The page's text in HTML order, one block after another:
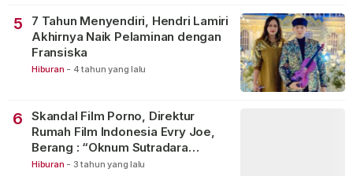
5
7 Tahun Menyendiri, Hendri Lamiri
Akhirnya Naik Pelaminan dengan
Fransiska
Hiburan - 4 tahun yang lalu
6
Skandal Film Porno, Direktur
Rumah Film Indonesia Evry Joe,
Berang : “Oknum Sutradara
Merusak Perfilman Indonesia”!
Hiburan - 3 tahun yang lalu